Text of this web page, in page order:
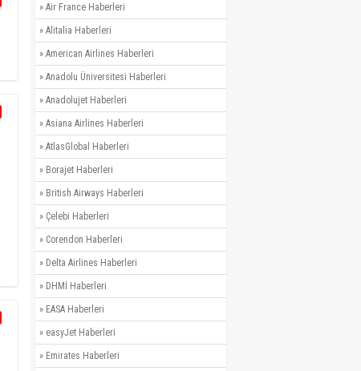
» Air France Haberleri
» Alitalia Haberleri
» American Airlines Haberleri
» Anadolu Üniversitesi Haberleri
» Anadolujet Haberleri
» Asiana Airlines Haberleri
» AtlasGlobal Haberleri
» Borajet Haberleri
» British Airways Haberleri
» Çelebi Haberleri
» Corendon Haberleri
» Delta Airlines Haberleri
» DHMİ Haberleri
» EASA Haberleri
» easyJet Haberleri
» Emirates Haberleri